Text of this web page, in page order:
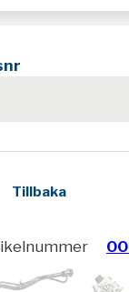
Tillbaka